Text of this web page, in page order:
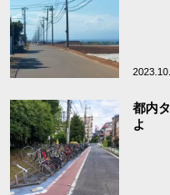
都内
よ